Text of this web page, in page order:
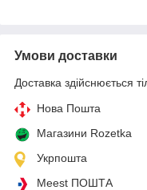
Умови доставки
Доставка здійснюється
Нова Пошта
Магазини Rozetka
Укрпошта
Meest ПОШТА